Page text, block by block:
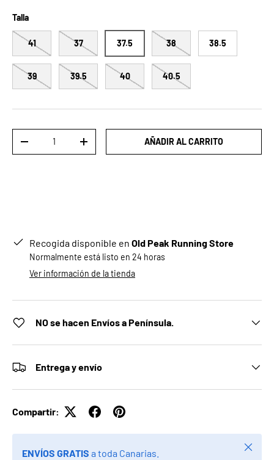
Talla
41 37 37.5 38 38.5
39 39.5 40 40.5
DISMINUIR CANTIDADAUMENTAR LA CANTIDADAÑADIR AL CARRITO
Recogida disponible en Old Peak Running Store
Normalmente está listo en 24 horas
Ver información de la tienda
NO se hacen Envíos a Península.
Entrega y envío
Compartir:
ENVÍOS GRATIS a toda Canarias.
Cerrar